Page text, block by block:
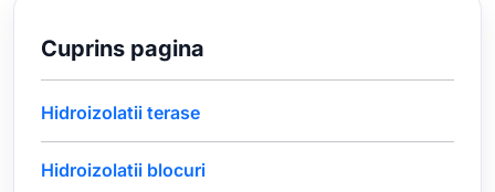
Cuprins pagina
Hidroizolatii terase
Hidroizolatii blocuri